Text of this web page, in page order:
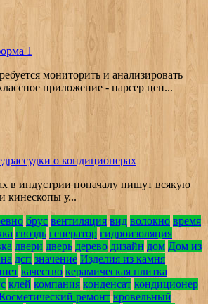
1
мониторить и анализировать
приложение - парсер цен...
о кондиционерах
в индустрии поначалу пишут всякую
кинескопы у...
брус вентиляция вид волокно время
гвоздь генератор гидроизоляция
двери дверь дерево дизайн дом Дом из
дсп значение Изделия из камня
качество керамическая плитка
клей компания конденсат кондиционер
ремонт кровельный